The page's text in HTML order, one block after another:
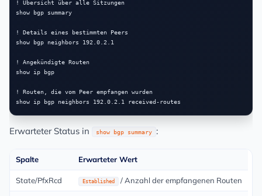
! Übersicht über alle Sitzungen
show bgp summary
! Details eines bestimmten Peers
show bgp neighbors 192.0.2.1
! Angekündigte Routen
show ip bgp
! Routen, die vom Peer empfangen wurden
Erwarteter Status in show bgp summary :
Spalte Erwarteter Wert
State/PfxRcd Established / Anzahl der empfangenen Routen